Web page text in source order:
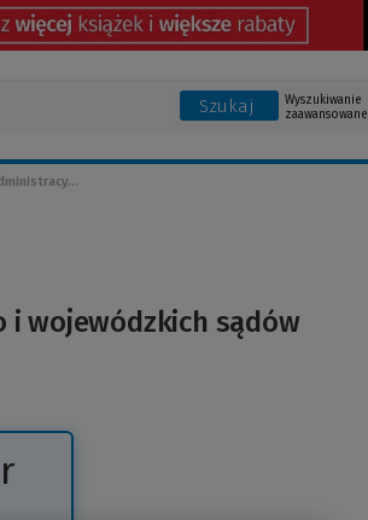
Szukaj
Wyszukiwanie
zaawansowane
i wojewódzkich sądów